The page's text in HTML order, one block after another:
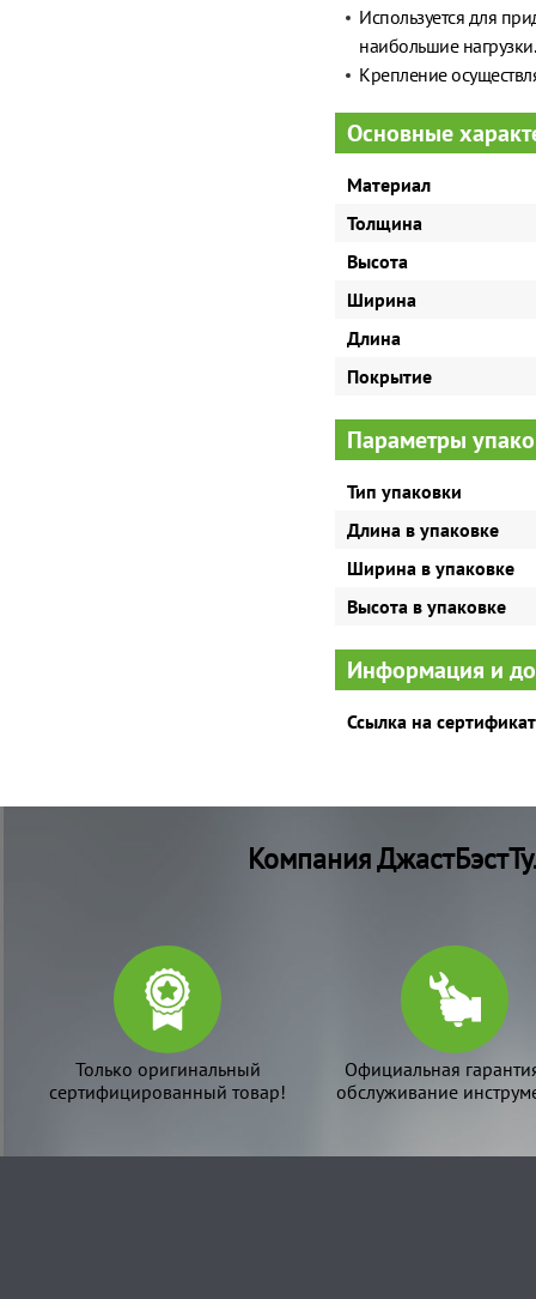
Используется для
наибольшие нагрузки.
Крепление
Основные
Материал
Толщина
Высота
Ширина
Длина
Покрытие
Параметры
Тип упаковки
Длина в упаковке
Ширина в упаковке
Высота в упаковке
Информация и
Ссылка на сертификат
Компания
Только оригинальный
сертифицированный товар!
Официальная
обслуживание